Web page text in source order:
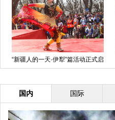
“新疆人的一天·伊犁”篇活动正式启
动
国内 国际